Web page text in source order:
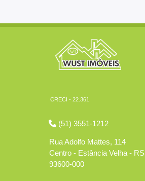
CRECI - 22.361
(51) 3551-1212
Rua Adolfo Mattes, 114
Centro - Estância Velha - RS
93600-000